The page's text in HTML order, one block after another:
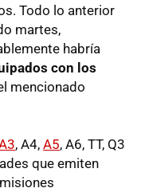
Todo lo anterior
martes,
habría
con los
mencionado
, A4, A5, A6, TT, Q3
que emiten